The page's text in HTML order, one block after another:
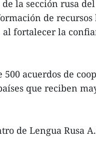
la sección rusa
de
fortalecer la
acuerdos de
que reciben
de Lengua Rusa